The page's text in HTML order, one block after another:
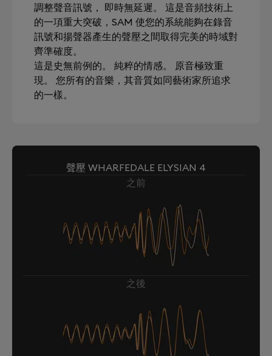
調整聲音訊號， 即時無延遲。 這是音頻技術上
的一項重大突破，SAM 使您的系統能夠在錄音
訊號和揚聲器產生的聲壓之間取得完美的時域對
齊準確度。
這是史無前例的。 純粹的情感。 原音極致重
現。 您所有的音樂，其音質如同藝術家所追求
的一樣。
聲壓 WHARFEDALE ELYSIAN 4
之前
之後